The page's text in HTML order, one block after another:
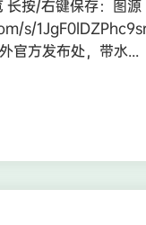
按/右键保存：图源
s/
官方发布处，带水...